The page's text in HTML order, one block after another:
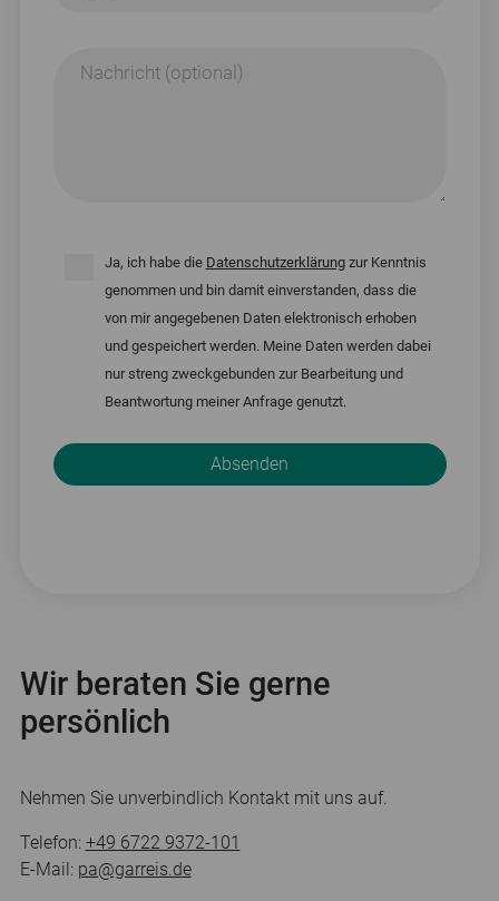
Nachricht (optional)
Ja, ich habe die Datenschutzerklärungzur Kenntnis
genommen und bin damit einverstanden, dass die
von mir angegebenen Daten elektronisch erhoben
und gespeichert werden. Meine Daten werden dabei
nur streng zweckgebunden zur Bearbeitung und
Beantwortung meiner Anfrage genutzt.
Bitte nicht ausfüllen.Absenden
Wir beraten Sie gerne
persönlich
Nehmen Sie unverbindlich Kontakt mit uns auf.
Telefon: +49 6722 9372-101
E-Mail: pa@garreis.de